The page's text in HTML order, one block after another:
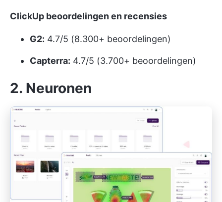
ClickUp beoordelingen en recensies
G2: 4.7/5 (8.300+ beoordelingen)
Capterra: 4.7/5 (3.700+ beoordelingen)
2. Neuronen